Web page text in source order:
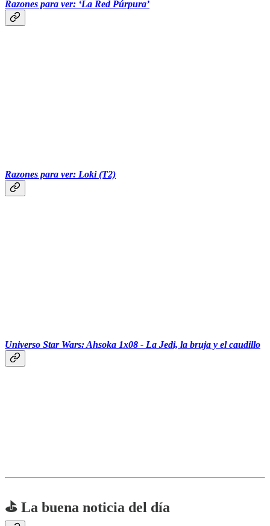
Razones para ver: ‘La Red Púrpura’
Razones para ver: Loki (T2)
Universo Star Wars: Ahsoka 1x08 - La Jedi, la bruja y el caudillo
⛳ La buena noticia del día